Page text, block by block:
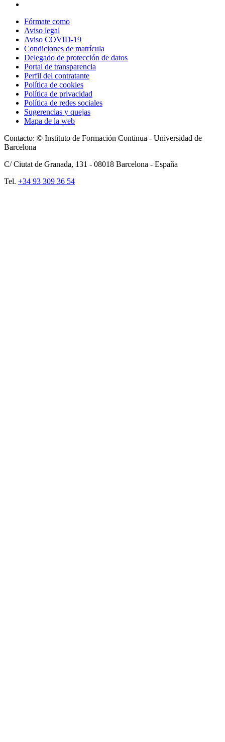
Fórmate como
Aviso legal
Aviso COVID-19
Condiciones de matrícula
Delegado de protección de datos
Portal de transparencia
Perfil del contratante
Política de cookies
Política de privacidad
Política de redes sociales
Sugerencias y quejas
Mapa de la web
Contacto: © Instituto de Formación Continua - Universidad de
Barcelona
C/ Ciutat de Granada, 131 - 08018 Barcelona - España
Tel. +34 93 309 36 54